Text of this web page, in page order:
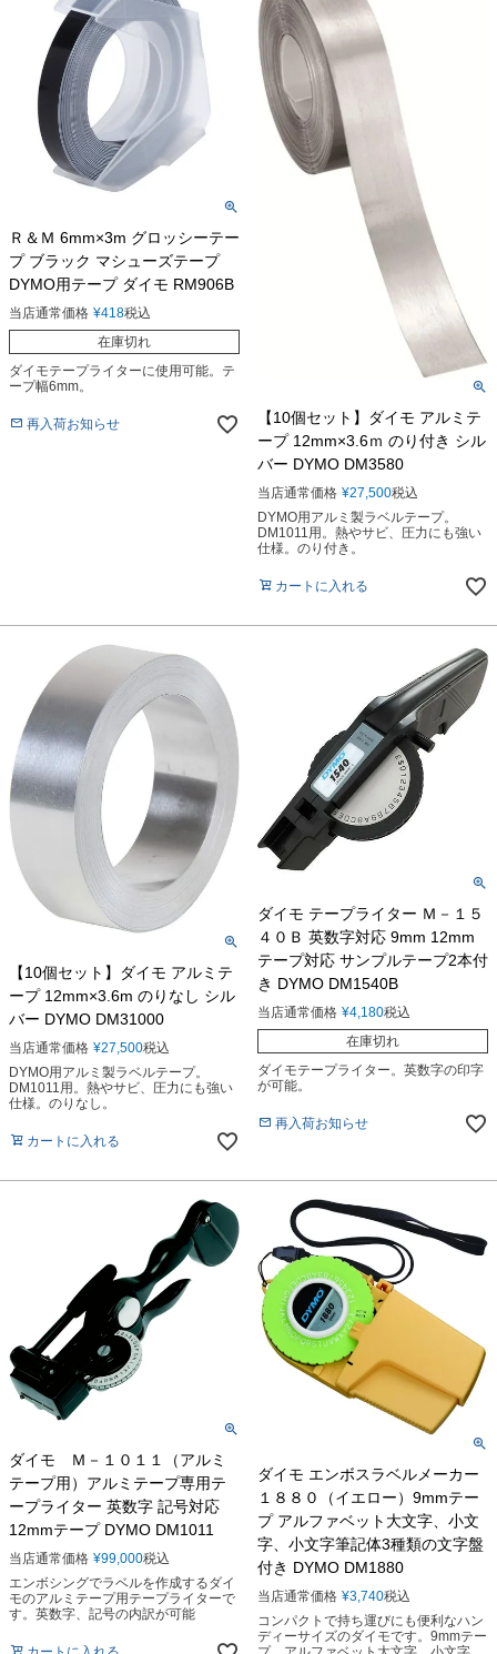
Ｒ＆Ｍ 6mm×3m グロッシーテー
プ ブラック マシューズテープ
DYMO用テープ ダイモ RM906B
当店通常価格 ¥418税込
在庫切れ
ダイモテープライターに使用可能。テ
ープ幅6mm。
再入荷お知らせ
【10個セット】ダイモ アルミテ
ープ 12mm×3.6ｍ のり付き シル
バー DYMO DM3580
当店通常価格 ¥27,500税込
DYMO用アルミ製ラベルテープ。
DM1011用。熱やサビ、圧力にも強い
仕様。のり付き。
カートに入れる
【10個セット】ダイモ アルミテ
ープ 12mm×3.6m のりなし シル
バー DYMO DM31000
当店通常価格 ¥27,500税込
DYMO用アルミ製ラベルテープ。
DM1011用。熱やサビ、圧力にも強い
仕様。のりなし。
カートに入れる
ダイモ テープライター Ｍ－１５
４０Ｂ 英数字対応 9mm 12mm
テープ対応 サンプルテープ2本付
き DYMO DM1540B
当店通常価格 ¥4,180税込
在庫切れ
ダイモテープライター。英数字の印字
が可能。
再入荷お知らせ
ダイモ Ｍ－１０１１（アルミ
テープ用）アルミテープ専用テ
ープライター 英数字 記号対応
12mmテープ DYMO DM1011
当店通常価格 ¥99,000税込
エンボシングでラベルを作成するダイ
モのアルミテープ用テープライターで
す。英数字、記号の内訳が可能
ダイモ エンボスラベルメーカー
１８８０（イエロー）9mmテー
プ アルファベット大文字、小文
字、小文字筆記体3種類の文字盤
付き DYMO DM1880
当店通常価格 ¥3,740税込
コンパクトで持ち運びにも便利なハン
ディーサイズのダイモです。9mmテー